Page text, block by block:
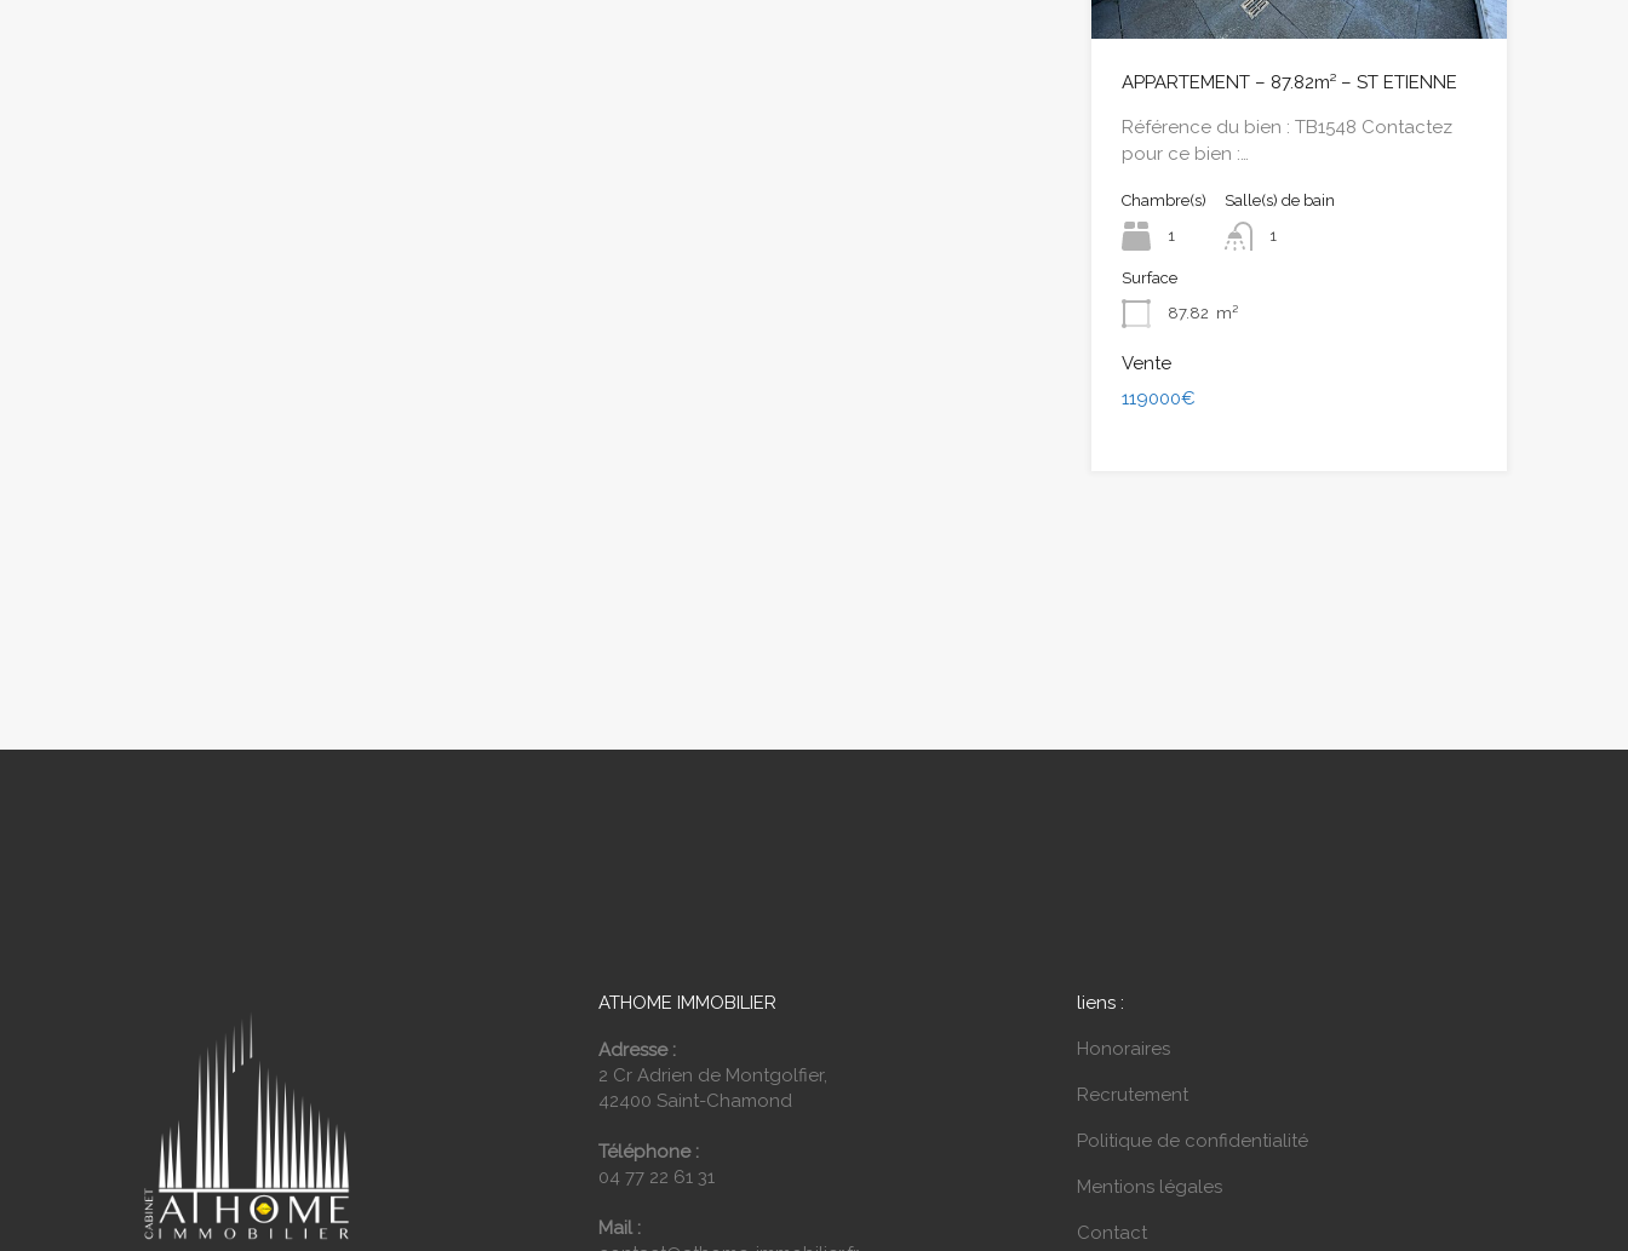
APPARTEMENT – 87.82m² – ST ETIENNE
Référence du bien : TB1548 Contactez
pour ce bien :…
Chambre(s)
1
Salle(s) de bain
1
Surface
87.82 m²
Vente
119000€
ATHOME IMMOBILIER
Adresse :
2 Cr Adrien de Montgolfier,
42400 Saint-Chamond
Téléphone :
04 77 22 61 31
Mail :
liens :
Honoraires
Recrutement
Politique de confidentialité
Mentions légales
Contact